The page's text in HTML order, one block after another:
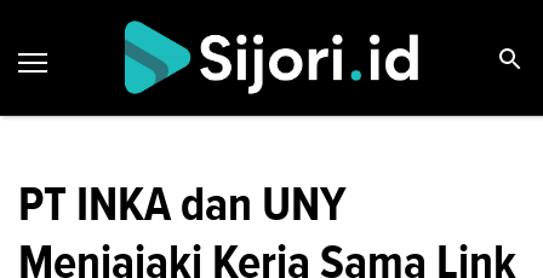
PT INKA dan UNY
Menjajaki Kerja Sama Link